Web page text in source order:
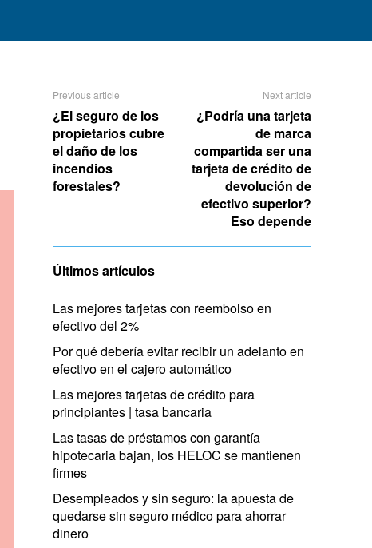
Previous article
¿El seguro de los
propietarios cubre
el daño de los
incendios
forestales?
Next article
¿Podría una tarjeta
de marca
compartida ser una
tarjeta de crédito de
devolución de
efectivo superior?
Eso depende
Últimos artículos
Las mejores tarjetas con reembolso en
efectivo del 2%
Por qué debería evitar recibir un adelanto en
efectivo en el cajero automático
Las mejores tarjetas de crédito para
principiantes | tasa bancaria
Las tasas de préstamos con garantía
hipotecaria bajan, los HELOC se mantienen
firmes
Desempleados y sin seguro: la apuesta de
quedarse sin seguro médico para ahorrar
dinero